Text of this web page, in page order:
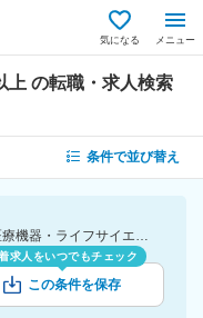
気になる メニュー
上 の転職・求人検索
条件で並び替え
[勤務地]宮城県 [業種]医薬品卸-医薬品・医療機器・ライフサイエンス・医療系サービス [詳細条件](待遇・福利厚生)固定給25万円以上
求人をいつでもチェック
この条件を保存